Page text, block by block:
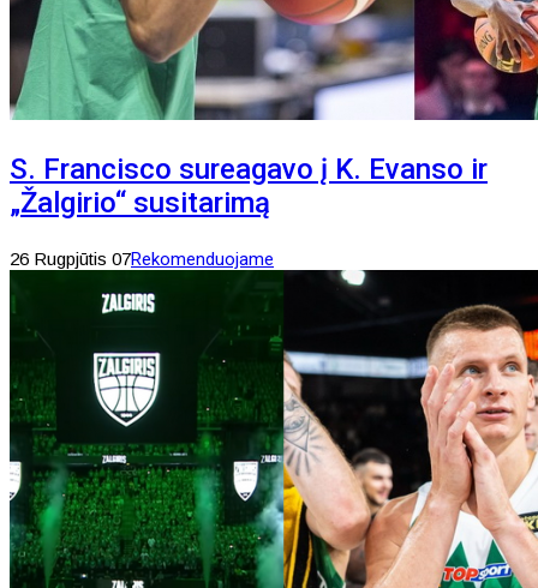
S. Francisco sureagavo į K. Evanso ir
„Žalgirio“ susitarimą
26 Rugpjūtis 07Rekomenduojame